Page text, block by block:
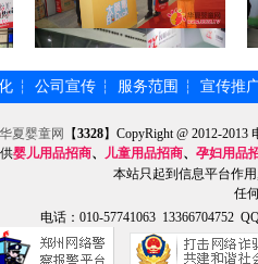
┆ 公司宣传 ┆ 服务范围 ┆ 宣传推
华夏婴童网 【3328】CopyRight @ 2012-2013
婴儿用品招商、 儿童用品招商、 孕妇用品
本站只起到信息平台作
任
电话：010-57741063 13366704752